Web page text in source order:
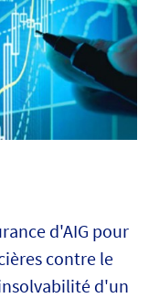
d'AIG pour
contre le
d'un